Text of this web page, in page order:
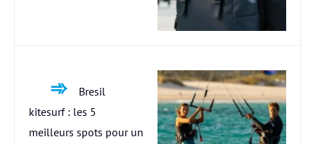
Bresil
kitesurf : les 5
meilleurs spots pour un